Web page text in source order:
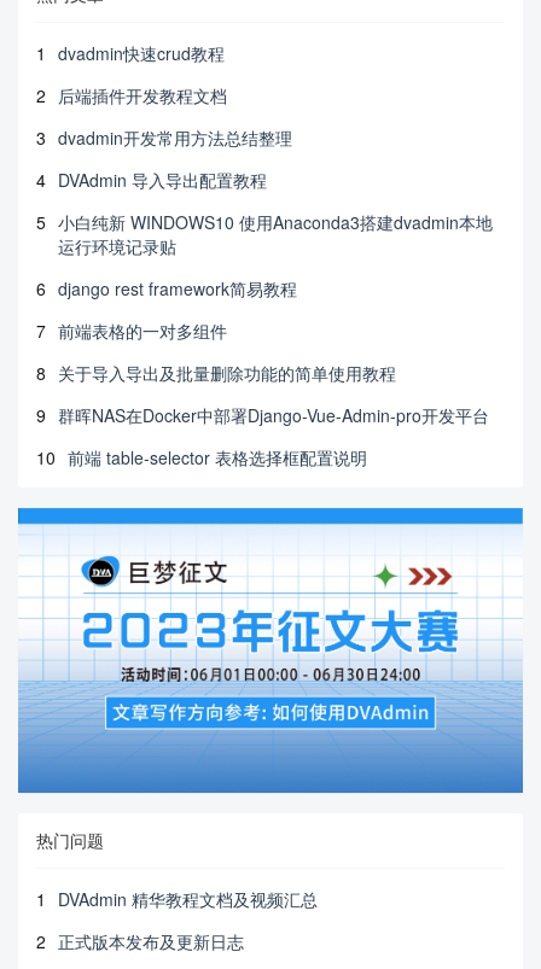
1
dvadmin快速crud教程
2 后端插件开发教程文档
3 dvadmin开发常用方法总结整理
4 DVAdmin 导入导出配置教程
5 小白纯新 WINDOWS10 使用Anaconda3搭建dvadmin本地
运行环境记录贴
6 django rest framework简易教程
7 前端表格的一对多组件
8 关于导入导出及批量删除功能的简单使用教程
9 群晖NAS在Docker中部署Django-Vue-Admin-pro开发平台
10 前端 table-selector 表格选择框配置说明
热门问题
1
DVAdmin 精华教程文档及视频汇总
2 正式版本发布及更新日志